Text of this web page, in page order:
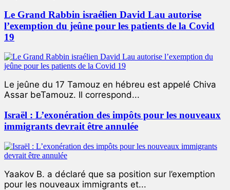
Le Grand Rabbin israélien David Lau autorise
l’exemption du jeûne pour les patients de la Covid
19
Le jeûne du 17 Tamouz en hébreu est appelé Chiva
Assar beTamouz. Il correspond...
Israël : L’exonération des impôts pour les nouveaux
immigrants devrait être annulée
Yaakov B. a déclaré que sa position sur l’exemption
pour les nouveaux immigrants et...